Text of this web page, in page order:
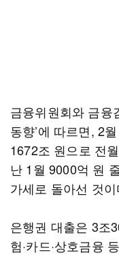
금융위원회와 금융
동향’에 따르면, 2
1672조 원으로 전
난 1월 9000억 원
가세로 돌아선 것이
은행권 대출은 3조
험·카드·상호금융